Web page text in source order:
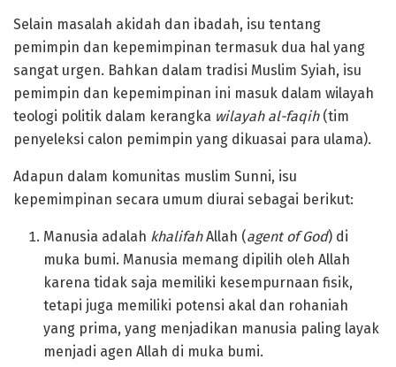
Selain masalah akidah dan ibadah, isu tentang
pemimpin dan kepemimpinan termasuk dua hal yang
sangat urgen. Bahkan dalam tradisi Muslim Syiah, isu
pemimpin dan kepemimpinan ini masuk dalam wilayah
teologi politik dalam kerangka wilayah al-faqih (tim
penyeleksi calon pemimpin yang dikuasai para ulama).
Adapun dalam komunitas muslim Sunni, isu
kepemimpinan secara umum diurai sebagai berikut:
Manusia adalah khalifahAllah (agent of God) di
muka bumi. Manusia memang dipilih oleh Allah
karena tidak saja memiliki kesempurnaan fisik,
tetapi juga memiliki potensi akal dan rohaniah
yang prima, yang menjadikan manusia paling layak
menjadi agen Allah di muka bumi.